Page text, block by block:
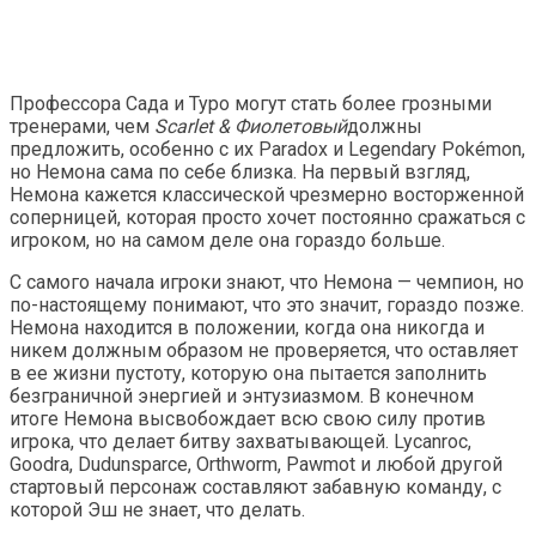
Профессора Сада и Туро могут стать более грозными
тренерами, чем Scarlet & Фиолетовыйдолжны
предложить, особенно с их Paradox и Legendary Pokémon,
но Немона сама по себе близка. На первый взгляд,
Немона кажется классической чрезмерно восторженной
соперницей, которая просто хочет постоянно сражаться с
игроком, но на самом деле она гораздо больше.
С самого начала игроки знают, что Немона — чемпион, но
по-настоящему понимают, что это значит, гораздо позже.
Немона находится в положении, когда она никогда и
никем должным образом не проверяется, что оставляет
в ее жизни пустоту, которую она пытается заполнить
безграничной энергией и энтузиазмом. В конечном
итоге Немона высвобождает всю свою силу против
игрока, что делает битву захватывающей. Lycanroc,
Goodra, Dudunsparce, Orthworm, Pawmot и любой другой
стартовый персонаж составляют забавную команду, с
которой Эш не знает, что делать.